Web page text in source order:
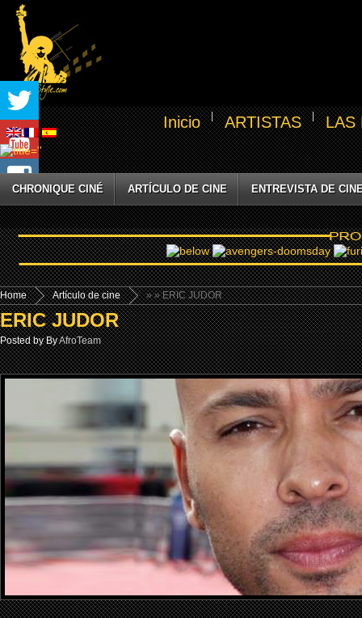
Inicio ARTISTAS LAS
CHRONIQUE CINÉ ARTÍCULO DE CINE ENTREVISTA DE
Home »
Artículo de cine » ERIC JUDOR
ERIC JUDOR
Posted by ByAfroTeam